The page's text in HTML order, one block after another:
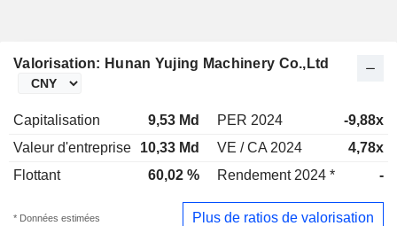
Valorisation: Hunan Yujing Machinery Co.,Ltd
Capitalisation 9,53 Md PER 2024
-9,88x
Valeur d'entreprise
10,33 Md VE / CA 2024
4,78x
Flottant
60,02 % Rendement 2024 * -
* Données estimées Plus de ratios de valorisation